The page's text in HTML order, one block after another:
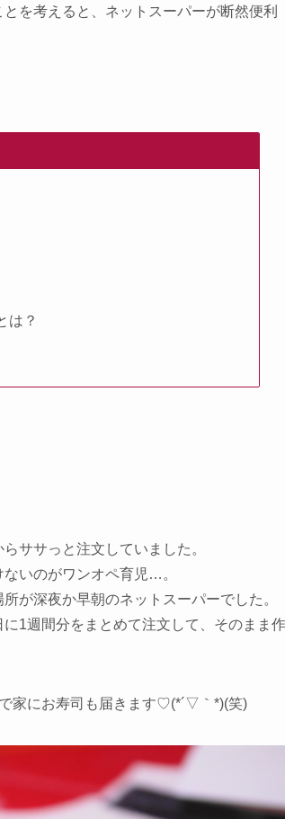
を考えると、ネットスーパーが断然便利
は？
ササっと注文していました。
いのがワンオペ育児…。
が深夜か早朝のネットスーパーでした。
1週間分をまとめて注文して、そのまま作
家にお寿司も届きます♡(*´▽｀*)(笑)